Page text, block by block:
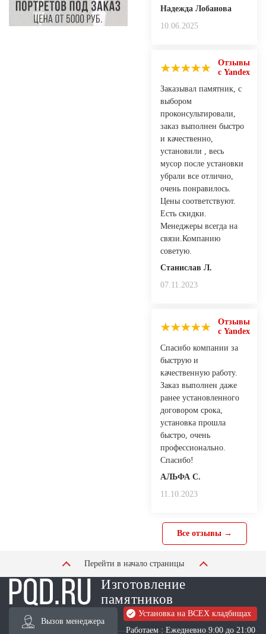
Надежда Лобанова
10.06.2025
Отзывы
с Yandex
Заказывал памятник, с
выбором
проконсультировали,
заказ выполнен быстро
и качественно,
установили , весь
мусор после установки
убрали все отлично,
очень понравилось.
Цены соответствуют.
Есть скидки.
Менеджеры всегда на
связи.Компанию
советую.
Станислав Л.
07.11.2023
Отзывы
с Yandex
Спасибо компании за
быструю и
качественную работу.
Заказ выполнен даже
ранее установленного
договором срока,
установка прошла
быстро, очень
профессионально.
Спасибо!
АЛЬФА С.
11.10.2023
Все отзывы →
Перейти в начало страницы
Изготовление
памятников
Вызов менеджера
Установка на ВСЕХ кладбищах
Работаем : Ежедневно 9:00 до 21:00